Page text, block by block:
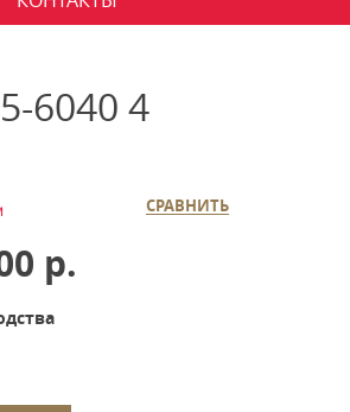
6040 4
СРАВНИТЬ
р.